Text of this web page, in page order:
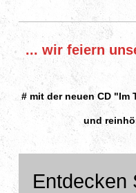
... wir feiern
# mit der neuen CD "Im
und
Entdecken